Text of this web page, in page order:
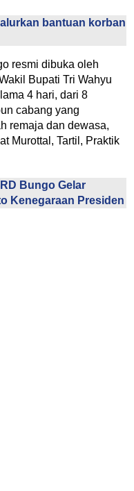
bantuan korban
resmi dibuka oleh
Bupati Tri Wahyu
4 hari, dari 8
cabang yang
remaja dan dewasa,
Murottal, Tartil, Praktik
Bungo Gelar
Kenegaraan Presiden